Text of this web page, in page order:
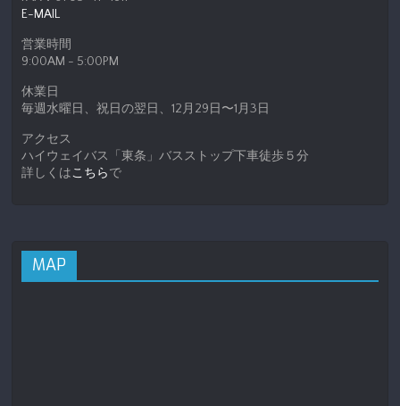
E-MAIL
営業時間
9:00AM - 5:00PM
休業日
毎週水曜日、祝日の翌日、12月29日〜1月3日
アクセス
ハイウェイバス「東条」バスストップ下車徒歩５分
詳しくはこちらで
MAP